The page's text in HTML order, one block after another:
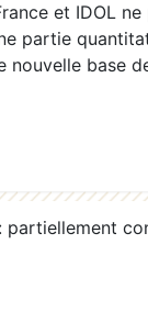
et IDOL
partie
base
partiellement